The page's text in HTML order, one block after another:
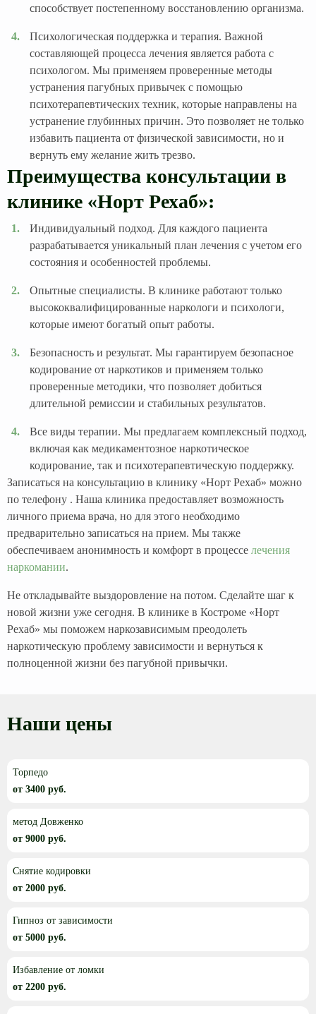
способствует постепенному восстановлению организма.
Психологическая поддержка и терапия. Важной
составляющей процесса лечения является работа с
психологом. Мы применяем проверенные методы
устранения пагубных привычек с помощью
психотерапевтических техник, которые направлены на
устранение глубинных причин. Это позволяет не только
избавить пациента от физической зависимости, но и
вернуть ему желание жить трезво.
Преимущества консультации в
клинике «Норт Рехаб»:
Индивидуальный подход. Для каждого пациента
разрабатывается уникальный план лечения с учетом его
состояния и особенностей проблемы.
Опытные специалисты. В клинике работают только
высококвалифицированные наркологи и психологи,
которые имеют богатый опыт работы.
Безопасность и результат. Мы гарантируем безопасное
кодирование от наркотиков и применяем только
проверенные методики, что позволяет добиться
длительной ремиссии и стабильных результатов.
Все виды терапии. Мы предлагаем комплексный подход,
включая как медикаментозное наркотическое
кодирование, так и психотерапевтическую поддержку.
Записаться на консультацию в клинику «Норт Рехаб» можно
по телефону . Наша клиника предоставляет возможность
личного приема врача, но для этого необходимо
предварительно записаться на прием. Мы также
обеспечиваем анонимность и комфорт в процессе лечения
наркомании.
Не откладывайте выздоровление на потом. Сделайте шаг к
новой жизни уже сегодня. В клинике в Костроме «Норт
Рехаб» мы поможем наркозависимым преодолеть
наркотическую проблему зависимости и вернуться к
полноценной жизни без пагубной привычки.
Наши цены
Торпедо
от 3400 руб.
метод Довженко
от 9000 руб.
Снятие кодировки
от 2000 руб.
Гипноз от зависимости
от 5000 руб.
Избавление от ломки
от 2200 руб.